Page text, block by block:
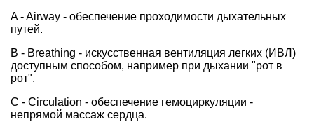
A - Airway - обеспечение проходимости дыхательных
путей.
B - Breathing - искусственная вентиляция легких (ИВЛ)
доступным способом, например при дыхании "рот в
рот".
C - Circulation - обеспечение гемоциркуляции -
непрямой массаж сердца.